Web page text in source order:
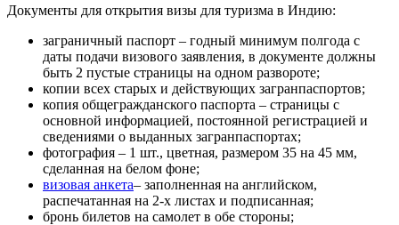
Документы для открытия визы для туризма в Индию:
заграничный паспорт – годный минимум полгода с
даты подачи визового заявления, в документе должны
быть 2 пустые страницы на одном развороте;
копии всех старых и действующих загранпаспортов;
копия общегражданского паспорта – страницы с
основной информацией, постоянной регистрацией и
сведениями о выданных загранпаспортах;
фотография – 1 шт., цветная, размером 35 на 45 мм,
сделанная на белом фоне;
визовая анкета– заполненная на английском,
распечатанная на 2-х листах и подписанная;
бронь билетов на самолет в обе стороны;